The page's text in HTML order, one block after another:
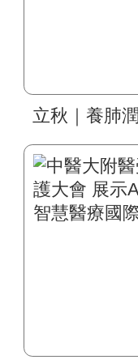
立秋｜養肺